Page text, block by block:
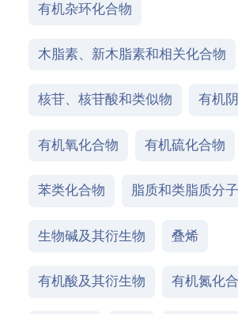
有机杂环化合物
木脂素、新木脂素和相关化合物
核苷、核苷酸和类似物 有机
有机氧化合物 有机硫化合物
苯类化合物 脂质和类脂质分子
生物碱及其衍生物 叠烯
有机酸及其衍生物 有机氮化